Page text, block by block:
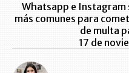
Whatsapp e Instagram
más comunes para
de multa
17 de